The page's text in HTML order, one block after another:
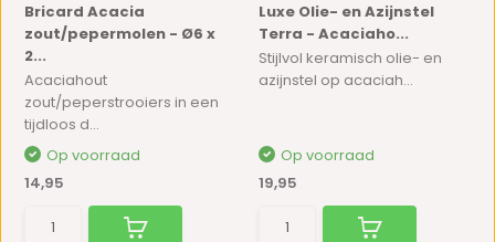
Bricard Acacia
zout/pepermolen - Ø6 x
2...
Acaciahout
zout/peperstrooiers in een
tijdloos d...
Op voorraad
14,95
Luxe Olie- en Azijnstel
Terra - Acaciaho...
Stijlvol keramisch olie- en
azijnstel op acaciah...
Op voorraad
19,95